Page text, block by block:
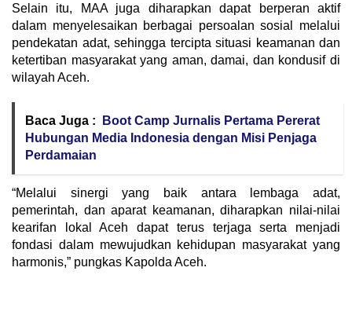
Selain itu, MAA juga diharapkan dapat berperan aktif
dalam menyelesaikan berbagai persoalan sosial melalui
pendekatan adat, sehingga tercipta situasi keamanan dan
ketertiban masyarakat yang aman, damai, dan kondusif di
wilayah Aceh.
Baca Juga :
Boot Camp Jurnalis Pertama Pererat
Hubungan Media Indonesia dengan Misi Penjaga
Perdamaian
“Melalui sinergi yang baik antara lembaga adat,
pemerintah, dan aparat keamanan, diharapkan nilai-nilai
kearifan lokal Aceh dapat terus terjaga serta menjadi
fondasi dalam mewujudkan kehidupan masyarakat yang
harmonis,” pungkas Kapolda Aceh.